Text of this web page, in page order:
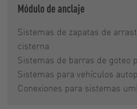
Módulo de anclaje
Sistemas de zapatas de
cisterna
Sistemas de barras de goteo
Sistemas para vehículos
Conexiones para sistemas